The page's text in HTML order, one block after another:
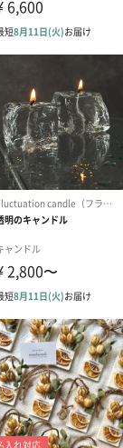
くゆらせてくだ
るほのかな香り
陶器や金属など
の上ご使用くだ
で使用・保管して
。
り、稀にお香の
質には問題あり